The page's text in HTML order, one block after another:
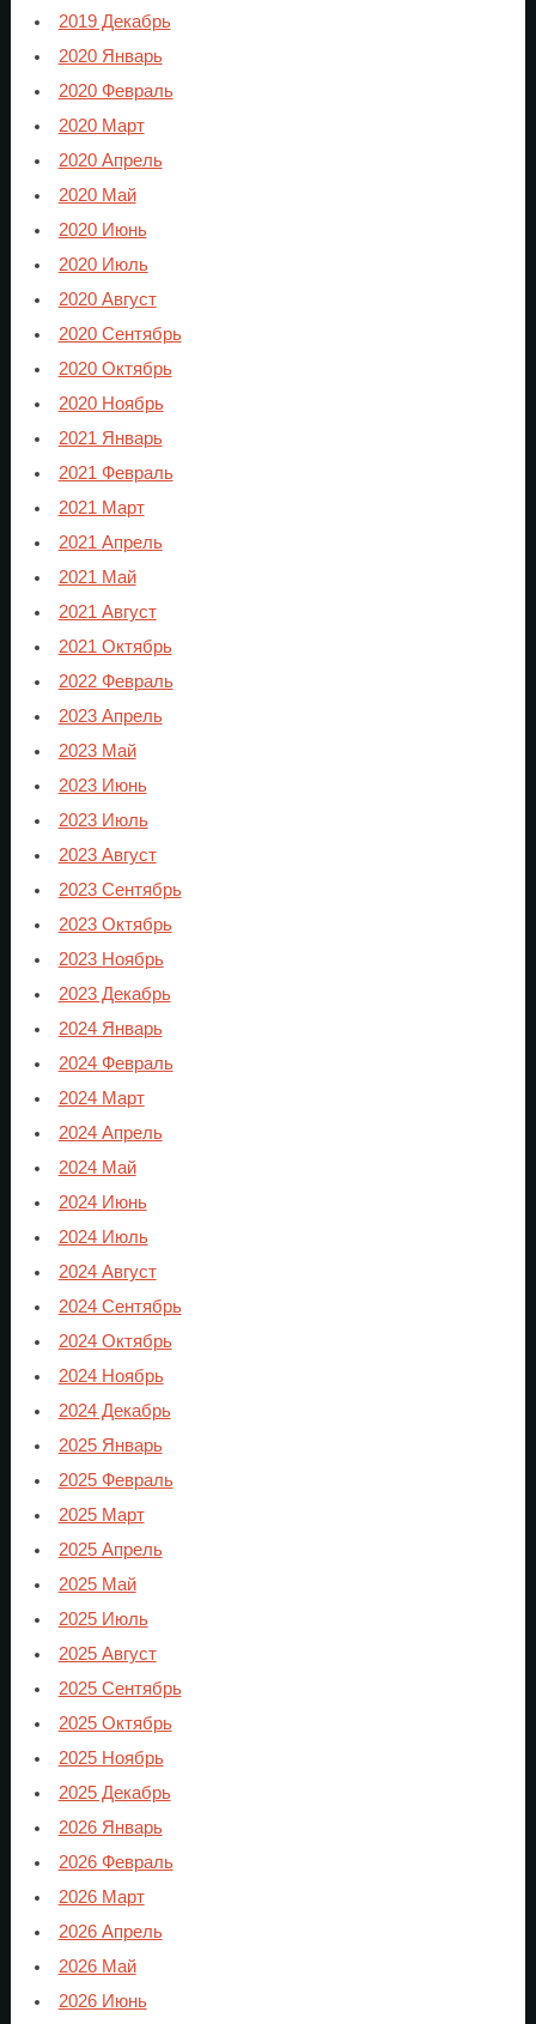
2019 Декабрь
2020 Январь
2020 Февраль
2020 Март
2020 Апрель
2020 Май
2020 Июнь
2020 Июль
2020 Август
2020 Сентябрь
2020 Октябрь
2020 Ноябрь
2021 Январь
2021 Февраль
2021 Март
2021 Апрель
2021 Май
2021 Август
2021 Октябрь
2022 Февраль
2023 Апрель
2023 Май
2023 Июнь
2023 Июль
2023 Август
2023 Сентябрь
2023 Октябрь
2023 Ноябрь
2023 Декабрь
2024 Январь
2024 Февраль
2024 Март
2024 Апрель
2024 Май
2024 Июнь
2024 Июль
2024 Август
2024 Сентябрь
2024 Октябрь
2024 Ноябрь
2024 Декабрь
2025 Январь
2025 Февраль
2025 Март
2025 Апрель
2025 Май
2025 Июль
2025 Август
2025 Сентябрь
2025 Октябрь
2025 Ноябрь
2025 Декабрь
2026 Январь
2026 Февраль
2026 Март
2026 Апрель
2026 Май
2026 Июнь